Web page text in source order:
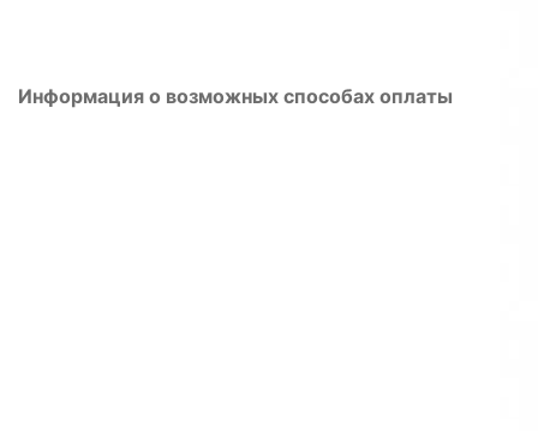
Информация о возможных способах оплаты